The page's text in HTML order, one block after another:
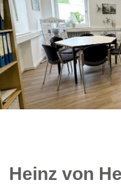
Heinz von